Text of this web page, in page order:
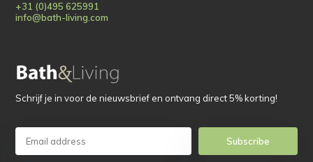
+31 (0)495 625991
info@bath-living.com
Schrijf je in voor de nieuwsbrief en ontvang direct 5% korting!
Subscribe